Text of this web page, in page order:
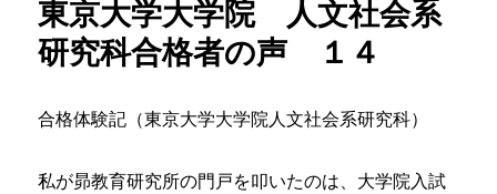
東京大学大学院 人文社会系
研究科合格者の声 １４
合格体験記（東京大学大学院人文社会系研究科）
私が昴教育研究所の門戸を叩いたのは、大学院入試